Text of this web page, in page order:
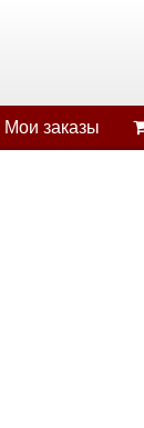
Мои заказы